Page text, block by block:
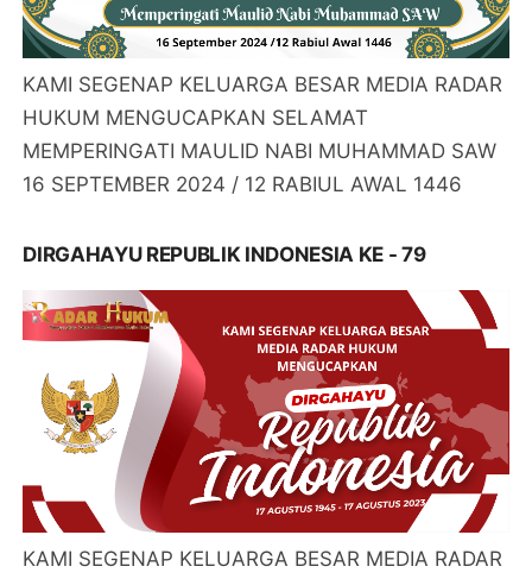
KAMI SEGENAP KELUARGA BESAR MEDIA RADAR
HUKUM MENGUCAPKAN SELAMAT
MEMPERINGATI MAULID NABI MUHAMMAD SAW
16 SEPTEMBER 2024 / 12 RABIUL AWAL 1446
DIRGAHAYU REPUBLIK INDONESIA KE - 79
KAMI SEGENAP KELUARGA BESAR MEDIA RADAR